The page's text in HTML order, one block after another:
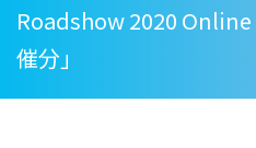
Roadshow 2020
催分」